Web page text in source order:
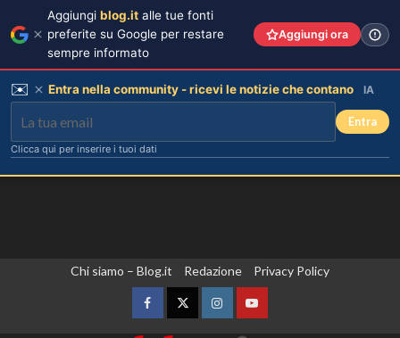
Chi siamo – Blog.it Redazione Privacy Policy
FacebookTwitterInstagramYouTube
Aggiungi blog.it alle tue fonti
preferite su Google per restare
sempre informato
Aggiungi ora
✉️ Entra nella community - ricevi le notizie che contano IA
Entra
Clicca qui per inserire i tuoi dati